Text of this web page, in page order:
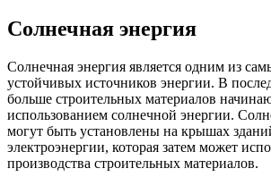
Солнечная энергия
Солнечная энергия является одним из
устойчивых источников энергии. В
больше строительных материалов
использованием солнечной энергии.
могут быть установлены на крышах
электроэнергии, которая затем может
производства строительных материалов.